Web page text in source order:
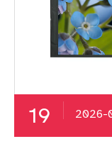
19 2026-